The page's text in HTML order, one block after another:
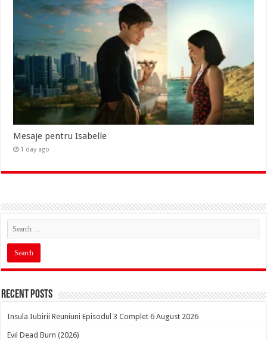
Mesaje pentru Isabelle
1 day ago
Recent Posts
Insula Iubirii Reuniuni Episodul 3 Complet 6 August 2026
Evil Dead Burn (2026)